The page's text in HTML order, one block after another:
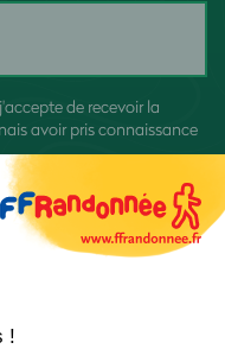
de recevoir la
avoir pris connaissance
!